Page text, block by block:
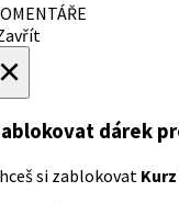
dárek
si zablokovat